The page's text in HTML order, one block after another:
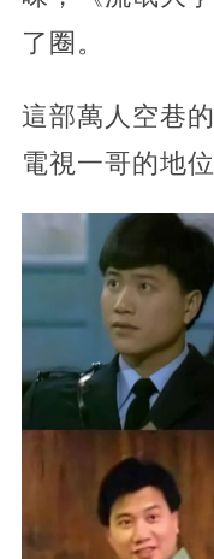
了圈。
這部萬人空巷
電視一哥的地位